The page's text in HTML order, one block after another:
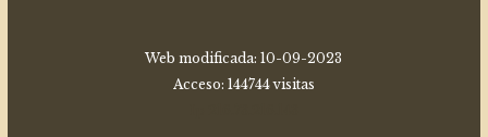
Web modificada:10-09-2023
Acceso: 144744 visitas